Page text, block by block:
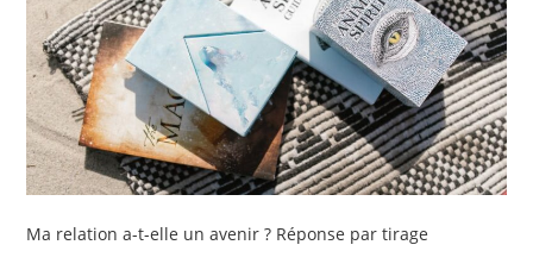
Ma relation a-t-elle un avenir ? Réponse par tirage